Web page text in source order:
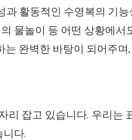
과 활동적인 수영복의 기능
물놀이 등 어떤 상황에서
완벽한 바탕이 되어주며
리 잡고 있습니다. 우리는
다.